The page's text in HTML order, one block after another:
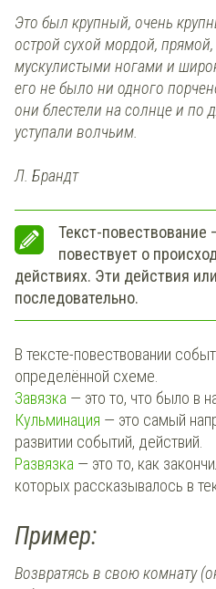
Это был крупный, очень
острой сухой мордой,
мускулистыми ногами и
его не было ни одного
они блестели на солнце и по
уступали волчьим.
Л. Брандт
Текст-повествование
повествует о
действиях. Эти действия
последовательно.
В тексте-повествовании
определённой схеме.
Завязка — это то, что было в
Кульминация — это самый
развитии событий, действий.
Развязка — это то, как
которых рассказывалось в
Пример:
Возвратясь в свою комнату